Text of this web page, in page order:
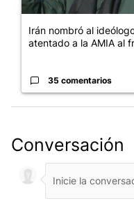
Irán nombró al
atentado a la AMIA al
35 comentarios
Conversación